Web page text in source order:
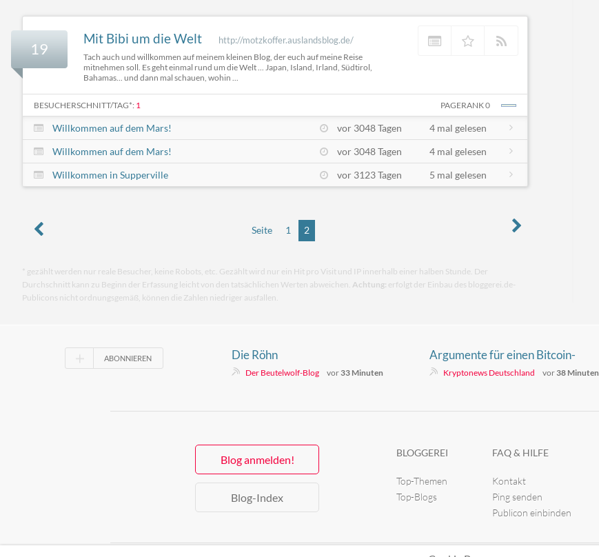
19
Mit Bibi um die Welt http://motzkoffer.auslandsblog.de/
Tach auch und willkommen auf meinem kleinen Blog, der euch auf meine Reise
mitnehmen soll. Es geht einmal rund um die Welt ... Japan, Island, Irland, Südtirol,
Bahamas... und dann mal schauen, wohin ...
BESUCHERSCHNITT/TAG*: 1 PAGERANK 0
Willkommen auf dem Mars! vor 3048 Tagen
4 mal gelesen
Willkommen auf dem Mars!
vor 3048 Tagen
4 mal gelesen
Willkommen in Supperville
vor 3123 Tagen 5 mal gelesen
Seite 1 2
* gezählt werden nur reale Besucher, keine Robots, etc. Gezählt wird nur ein Hit pro Visit und IP innerhalb einer halben Stunde. Der
Durchschnitt kann zu Beginn der Erfassung leicht von den tatsächlichen Werten abweichen. Achtung: erfolgt der Einbau des bloggerei.de-
Publicons nicht ordnungsgemäß, können die Zahlen niedriger ausfallen.
ABONNIEREN Die Röhn
Der Beutelwolf-Blog vor 33 Minuten
Argumente für einen Bitcoin-
Anstieg auf 76.000 Dollar mehren
Kryptonews Deutschland vor 38 Minuten
Blog anmelden!
Blog-Index
BLOGGEREI
Top-Themen
Top-Blogs
FAQ & HILFE
Kontakt
Ping senden
Publicon einbinden